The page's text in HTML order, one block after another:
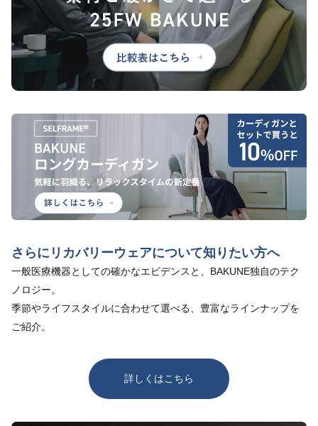
さらにリカバリーウェアについて知りたい方へ
一般医療機器としての確かなエビデンスと、BAKUNE独自のテク
ノロジー。
季節やライフスタイルに合わせて選べる、豊富なラインナップを
ご紹介。
詳しくはこちら